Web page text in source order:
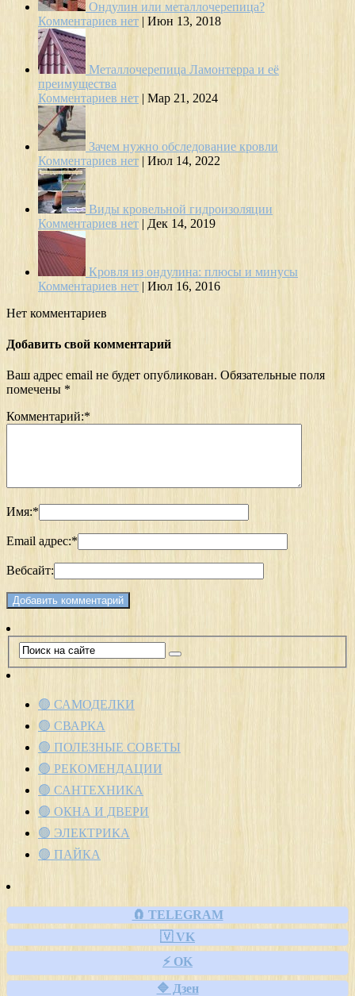
Ондулин или металлочерепица?
Комментариев нет | Июн 13, 2018
Металлочерепица Ламонтерра и её
преимущества
Комментариев нет | Мар 21, 2024
Зачем нужно обследование кровли
Комментариев нет | Июл 14, 2022
Виды кровельной гидроизоляции
Комментариев нет | Дек 14, 2019
Кровля из ондулина: плюсы и минусы
Комментариев нет | Июл 16, 2016
Нет комментариев
Добавить свой комментарий
Ваш адрес email не будет опубликован. Обязательные поля
помечены *
Комментарий:*
Имя:*
Email адрес:*
Вебсайт:
🟢 САМОДЕЛКИ
🟢 СВАРКА
🟢 ПОЛЕЗНЫЕ СОВЕТЫ
🟢 РЕКОМЕНДАЦИИ
🟢 САНТЕХНИКА
🟢 ОКНА И ДВЕРИ
🟢 ЭЛЕКТРИКА
🟢 ПАЙКА
🧲 TELEGRAM
🇻 VK
⚡ OK
🔷 Дзен